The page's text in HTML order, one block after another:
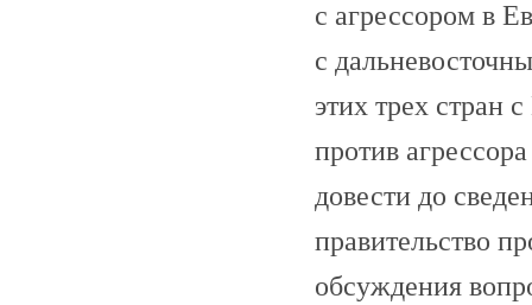
с агрессором в
с
этих трех стран
против
довести до
правительство
обсуждения